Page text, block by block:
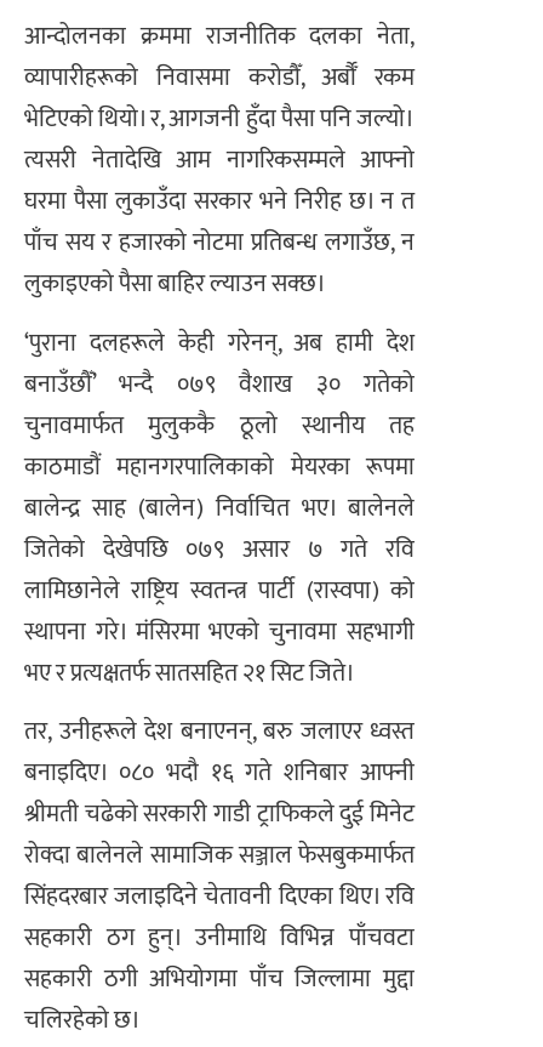
आन्दोलनका क्रममा राजनीतिक दलका नेता,
व्यापारीहरूको निवासमा करोडौँ, अर्बौँ रकम
भेटिएको थियो। र, आगजनी हुँदा पैसा पनि जल्यो।
त्यसरी नेतादेखि आम नागरिकसम्मले आफ्नो
घरमा पैसा लुकाउँदा सरकार भने निरीह छ। न त
पाँच सय र हजारको नोटमा प्रतिबन्ध लगाउँछ, न
लुकाइएको पैसा बाहिर ल्याउन सक्छ।
‘पुराना दलहरूले केही गरेनन्, अब हामी देश
बनाउँछौँ’ भन्दै ०७९ वैशाख ३० गतेको
चुनावमार्फत मुलुककै ठूलो स्थानीय तह
काठमाडौं महानगरपालिकाको मेयरका रूपमा
बालेन्द्र साह (बालेन) निर्वाचित भए। बालेनले
जितेको देखेपछि ०७९ असार ७ गते रवि
लामिछानेले राष्ट्रिय स्वतन्त्र पार्टी (रास्वपा) को
स्थापना गरे। मंसिरमा भएको चुनावमा सहभागी
भए र प्रत्यक्षतर्फ सातसहित २१ सिट जिते।
तर, उनीहरूले देश बनाएनन्, बरु जलाएर ध्वस्त
बनाइदिए। ०८० भदौ १६ गते शनिबार आफ्नी
श्रीमती चढेको सरकारी गाडी ट्राफिकले दुई मिनेट
रोक्दा बालेनले सामाजिक सञ्जाल फेसबुकमार्फत
सिंहदरबार जलाइदिने चेतावनी दिएका थिए। रवि
सहकारी ठग हुन्। उनीमाथि विभिन्न पाँचवटा
सहकारी ठगी अभियोगमा पाँच जिल्लामा मुद्दा
चलिरहेको छ।